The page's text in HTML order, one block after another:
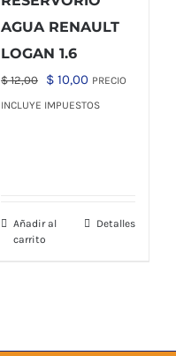
AGUA RENAULT
LOGAN 1.6
$12,00
El
precio
$ 10,00El
precio
PRECIO
INCLUYE IMPUESTOS
Añadir al
carrito
Detalles